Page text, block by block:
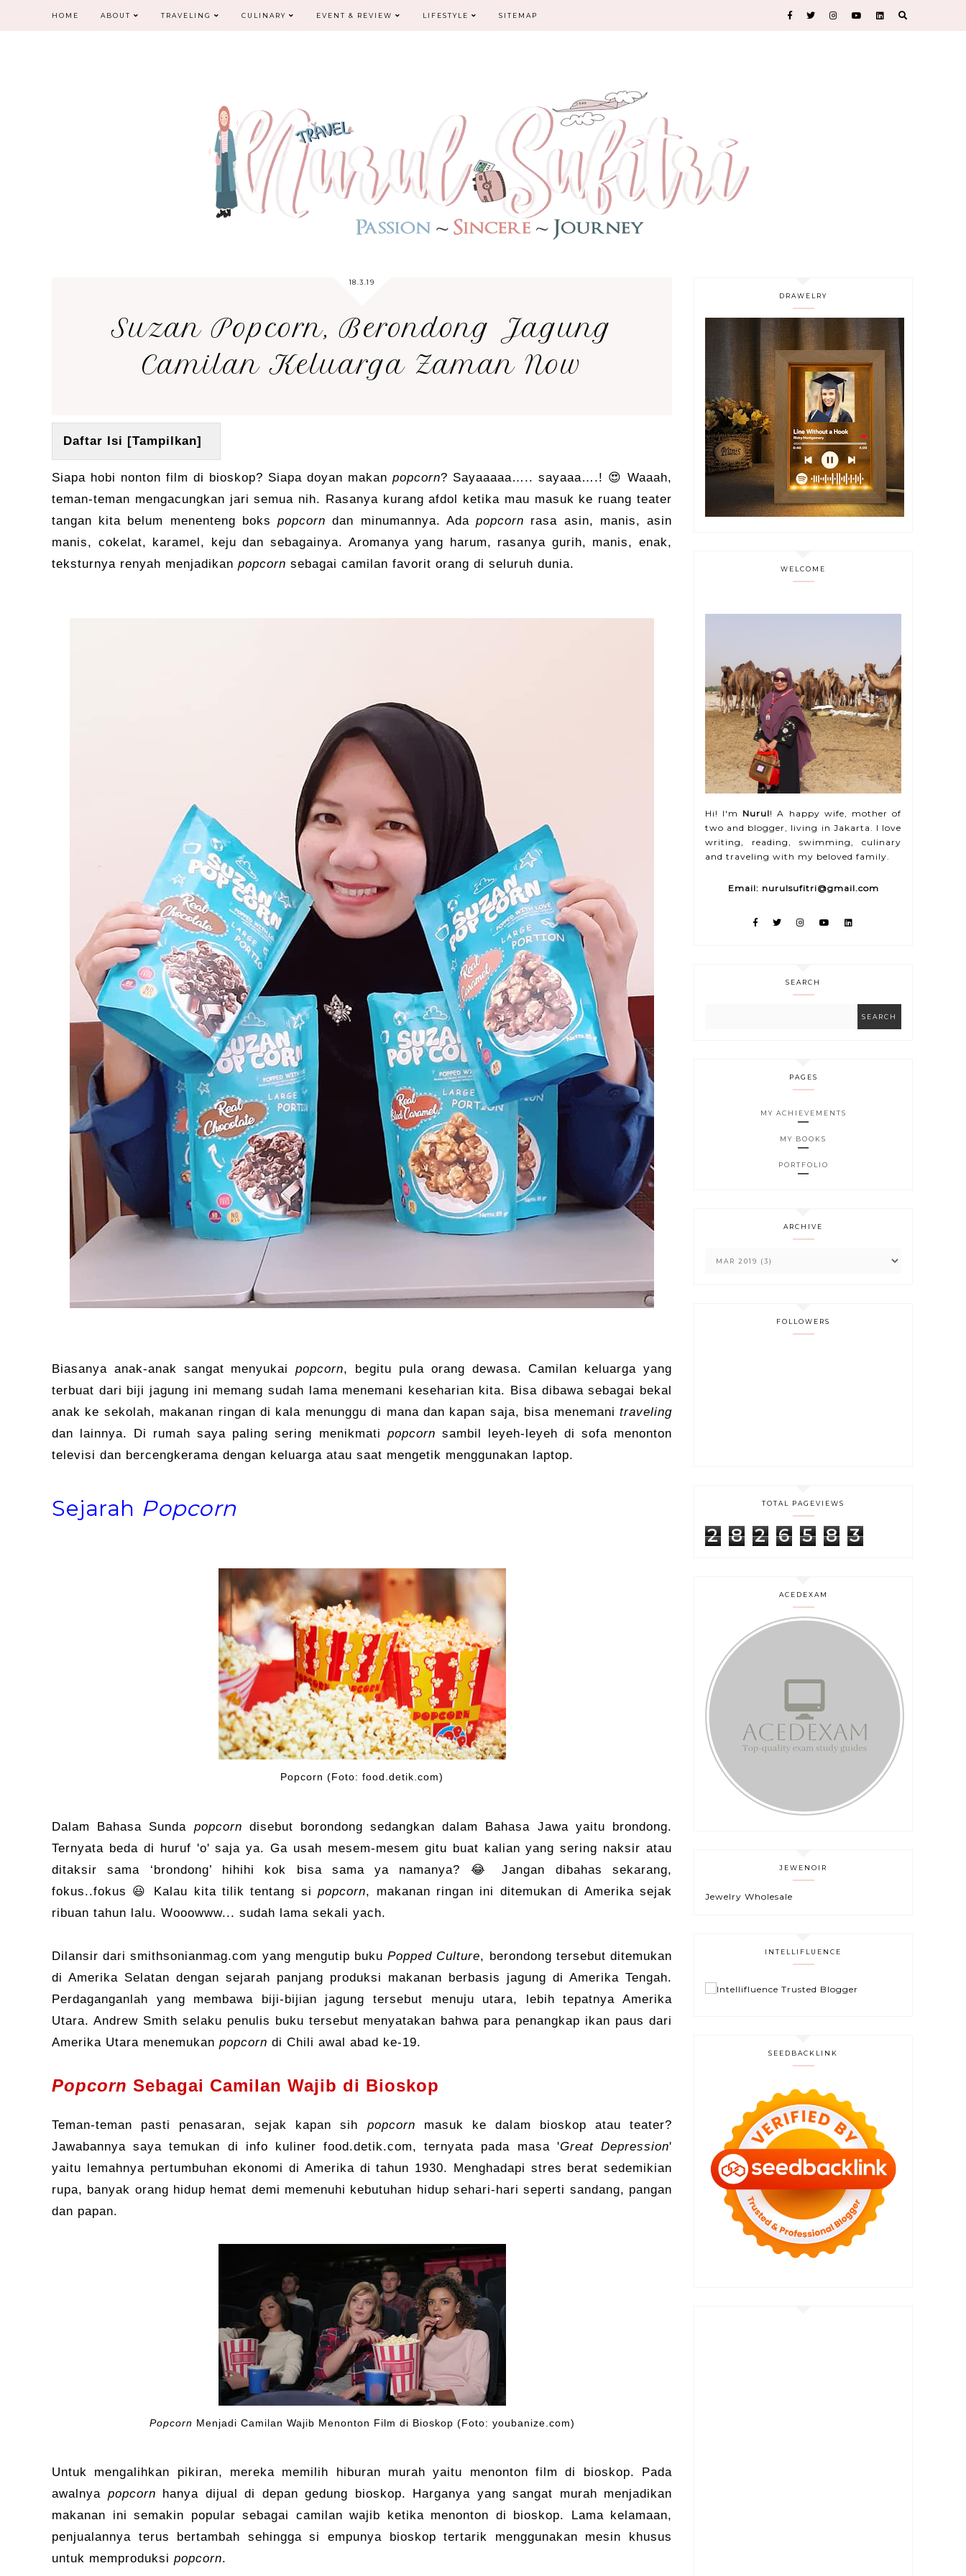
HOME ABOUT TRAVELING CULINARY EVENT & REVIEW LIFESTYLE SITEMAP
18.3.19
Suzan Popcorn, Berondong Jagung
Camilan Keluarga Zaman Now
Daftar Isi [Tampilkan]
Siapa hobi nonton film di bioskop? Siapa doyan makan popcorn? Sayaaaaa….. sayaaa….! 😍 Waaah,
teman-teman mengacungkan jari semua nih. Rasanya kurang afdol ketika mau masuk ke ruang teater
tangan kita belum menenteng bokspopcorn dan minumannya. Adapopcorn rasa asin, manis, asin
manis, cokelat, karamel, keju dan sebagainya. Aromanya yang harum, rasanya gurih, manis, enak,
teksturnya renyah menjadikan popcorn sebagai camilan favorit orang di seluruh dunia.
Biasanya anak-anak sangat menyukaipopcorn, begitu pula orang dewasa. Camilan keluarga yang
terbuat dari biji jagung ini memang sudah lama menemani keseharian kita. Bisa dibawa sebagai bekal
anak ke sekolah, makanan ringan di kala menunggu di mana dan kapan saja, bisa menemani traveling
dan lainnya. Di rumah saya paling sering menikmati popcorn sambil leyeh-leyeh di sofa menonton
televisi dan bercengkerama dengan keluarga atau saat mengetik menggunakan laptop.
Sejarah Popcorn
Popcorn (Foto: food.detik.com)
Dalam Bahasa Sunda popcorn disebut borondong sedangkan dalam Bahasa Jawa yaitu brondong.
Ternyata beda di huruf 'o' saja ya. Ga usah mesem-mesem gitu buat kalian yang sering naksir atau
ditaksir sama ‘brondong’ hihihi kok bisa sama ya namanya? 😂 Jangan dibahas sekarang,
fokus..fokus 😃 Kalau kita tilik tentang sipopcorn, makanan ringan ini ditemukan di Amerika sejak
ribuan tahun lalu. Wooowww... sudah lama sekali yach.
Dilansir dari smithsonianmag.com yang mengutip bukuPopped Culture, berondong tersebut ditemukan
di Amerika Selatan dengan sejarah panjang produksi makanan berbasis jagung di Amerika Tengah.
Perdaganganlah yang membawa biji-bijian jagung tersebut menuju utara, lebih tepatnya Amerika
Utara. Andrew Smith selaku penulis buku tersebut menyatakan bahwa para penangkap ikan paus dari
Amerika Utara menemukan popcorn di Chili awal abad ke-19.
Popcorn Sebagai Camilan Wajib di Bioskop
Teman-teman pasti penasaran, sejak kapan sih popcorn masuk ke dalam bioskop atau teater?
Jawabannya saya temukan di info kuliner food.detik.com, ternyata pada masa 'Great Depression'
yaitu lemahnya pertumbuhan ekonomi di Amerika di tahun 1930. Menghadapi stres berat sedemikian
rupa, banyak orang hidup hemat demi memenuhi kebutuhan hidup sehari-hari seperti sandang, pangan
dan papan.
Popcorn Menjadi Camilan Wajib Menonton Film di Bioskop (Foto: youbanize.com)
Untuk mengalihkan pikiran, mereka memilih hiburan murah yaitu menonton film di bioskop. Pada
awalnya popcorn hanya dijual di depan gedung bioskop. Harganya yang sangat murah menjadikan
makanan ini semakin popular sebagai camilan wajib ketika menonton di bioskop. Lama kelamaan,
penjualannya terus bertambah sehingga si empunya bioskop tertarik menggunakan mesin khusus
untuk memproduksi popcorn.
DRAWELRY
WELCOME
Hi! I'm Nurul! A happy wife, mother of
two and blogger, living in Jakarta. I love
writing, reading, swimming, culinary
and traveling with my beloved family.
Email: nurulsufitri@gmail.com
SEARCH
PAGES
MY ACHIEVEMENTS
MY BOOKS
PORTFOLIO
ARCHIVE
FOLLOWERS
TOTAL PAGEVIEWS
2 8 2 6 5 8 3
ACEDEXAM
JEWENOIR
Jewelry Wholesale
INTELLIFLUENCE
SEEDBACKLINK